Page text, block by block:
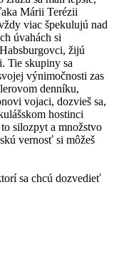
Márii Terézii
viac špekulujú nad
úvahách si
žijú
Tie skupiny sa
výnimočnosti zas
denníku,
vojaci, dozvieš sa,
hostinci
silozpyt a množstvo
vernosť si môžeš
sa chcú dozvedieť